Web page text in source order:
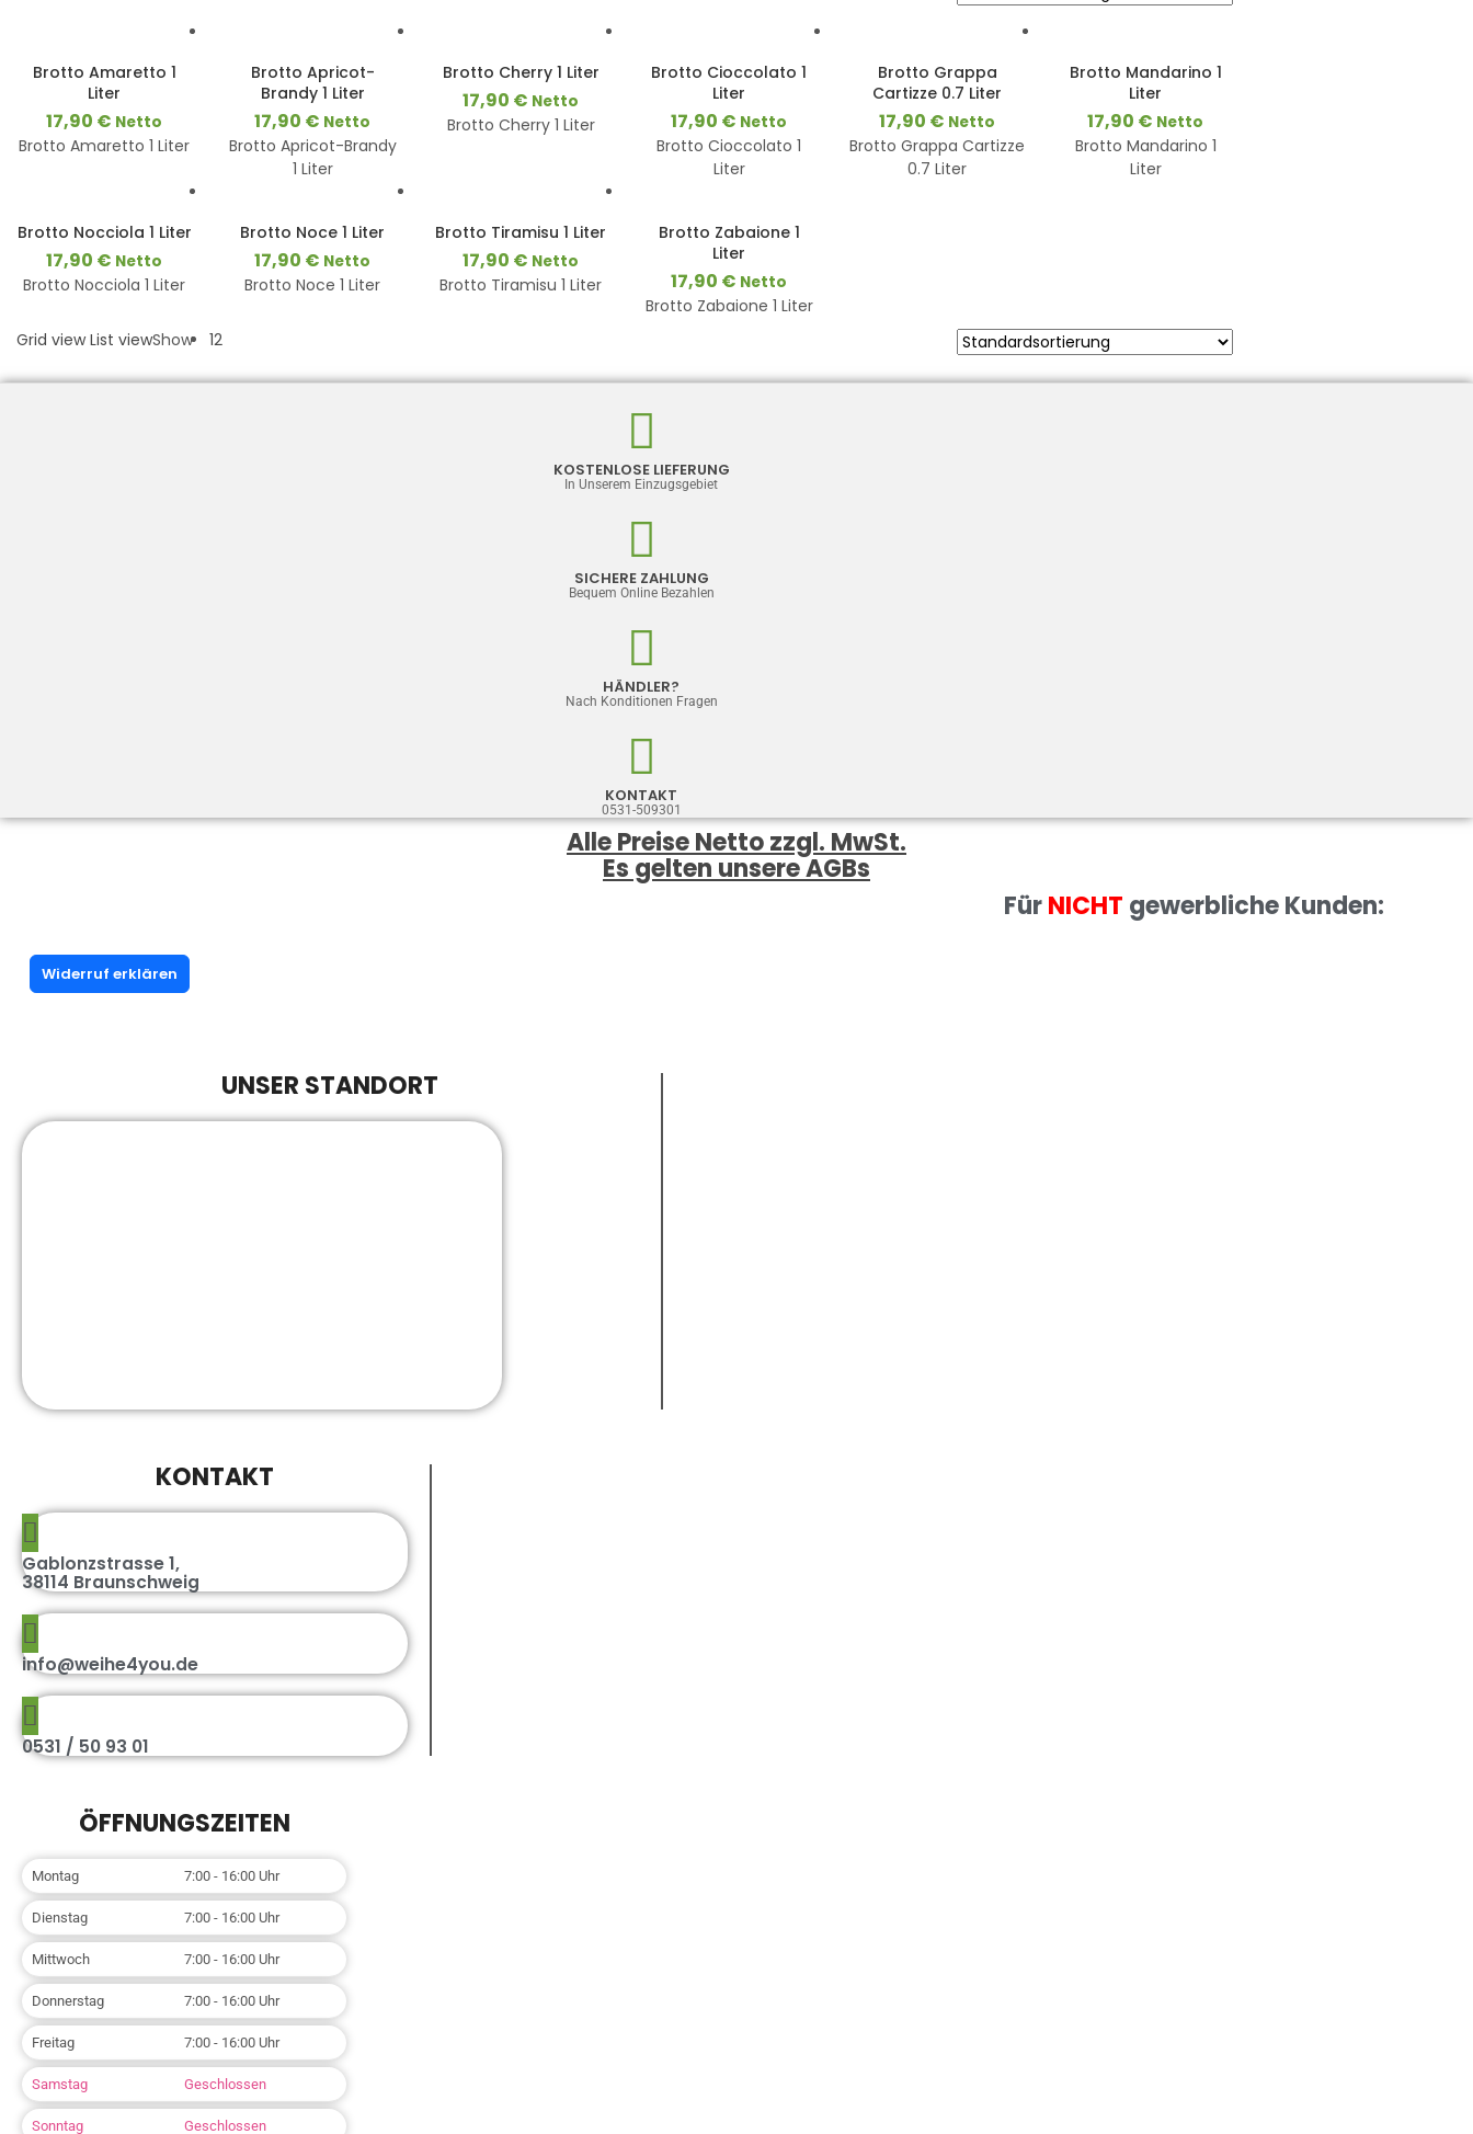
Brotto Amaretto 1
Liter
17,90 € Netto
Brotto Amaretto 1 Liter
3-8
Werktage
Brotto Apricot-
Brandy 1 Liter
17,90 € Netto
Brotto Apricot-Brandy
1 Liter
3-8
Werktage
Brotto Cherry 1 Liter
17,90 € Netto
Brotto Cherry 1 Liter
Werktage
Brotto Cioccolato 1
Liter
17,90 € Netto
Brotto Cioccolato 1
Liter
Werktage
Brotto Grappa
Cartizze 0.7 Liter
17,90 € Netto
Brotto Grappa Cartizze
0.7 Liter
3-8
Werktage
Brotto Mandarino 1
Liter
17,90 € Netto
Brotto Mandarino 1
Liter
Werktage
Brotto Nocciola 1 Liter
17,90 € Netto
Brotto Nocciola 1 Liter
Werktage
Brotto Noce 1 Liter
17,90 € Netto
Brotto Noce 1 Liter
Werktage
Brotto Tiramisu 1 Liter
17,90 € Netto
Brotto Tiramisu 1 Liter
Werktage
Brotto Zabaione 1
Liter
17,90 € Netto
Brotto Zabaione 1 Liter
3-8
Werktage
Grid view List viewShow 12
KOSTENLOSE LIEFERUNG
In Unserem Einzugsgebiet
SICHERE ZAHLUNG
Bequem Online Bezahlen
HÄNDLER?
Nach Konditionen Fragen
KONTAKT
0531-509301
Alle Preise Netto zzgl. MwSt.
Es gelten unsere AGBs
FürNICHT gewerbliche Kunden:
Widerruf erklären
UNSER STANDORT
KONTAKT
Gablonzstrasse 1,
38114 Braunschweig
info@weihe4you.de
0531 / 50 93 01
ÖFFNUNGSZEITEN
Montag 7:00 - 16:00 Uhr
Dienstag 7:00 - 16:00 Uhr
Mittwoch 7:00 - 16:00 Uhr
Donnerstag 7:00 - 16:00 Uhr
Freitag 7:00 - 16:00 Uhr
Samstag Geschlossen
Sonntag Geschlossen